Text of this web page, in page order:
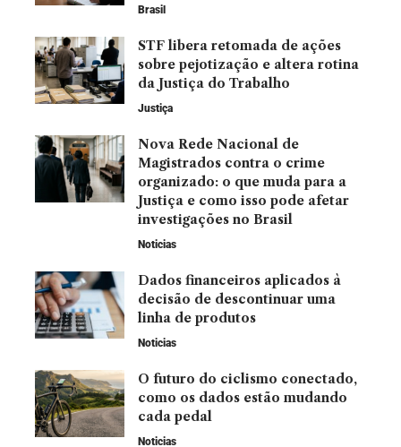
Brasil
STF libera retomada de ações
sobre pejotização e altera rotina
da Justiça do Trabalho
Justiça
Nova Rede Nacional de
Magistrados contra o crime
organizado: o que muda para a
Justiça e como isso pode afetar
investigações no Brasil
Noticias
Dados financeiros aplicados à
decisão de descontinuar uma
linha de produtos
Noticias
O futuro do ciclismo conectado,
como os dados estão mudando
cada pedal
Noticias